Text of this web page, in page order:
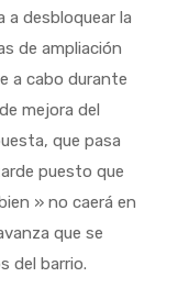
a desbloquear la
de ampliación
a cabo durante
mejora del
que pasa
puesto que
» no caerá en
que se
del barrio.